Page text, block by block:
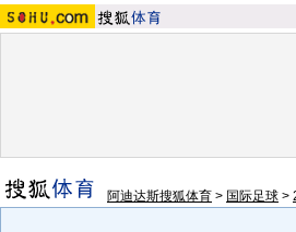
阿迪达斯搜狐体育 > 国际足球 >